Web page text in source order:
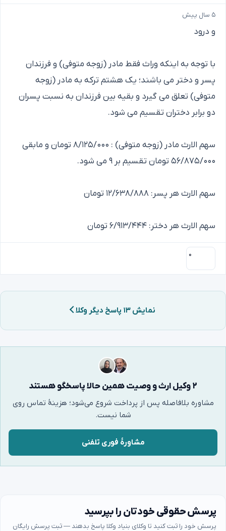
۵ سال پیش
و درود
با توجه به اینکه وراث فقط مادر (زوجه متوفی) و فرزندان
پسر و دختر می باشند؛ یک هشتم ترکه به مادر (زوجه
متوفی) تعلق می گیرد و بقیه بین فرزندان به نسبت پسران
دو برابر دختران تقسیم می شود.
سهم الارث مادر (زوجه متوفی) : ۸/۱۲۵/۰۰۰ تومان و مابقی
۵۶/۸۷۵/۰۰۰ تومان تقسیم بر ۹ می شود.
سهم الارث هر پسر: ۱۲/۶۳۸/۸۸۸ تومان
سهم الارث هر دختر: ۶/۹۱۳/۴۴۴ تومان
۰
نمایش ۱۳ پاسخ دیگر وکلا
۲ وکیل ارث و وصیت همین حالا پاسخگو هستند
مشاوره بلافاصله پس از پرداخت شروع می‌شود؛ هزینهٔ تماس روی
شما نیست.
مشاورهٔ فوری تلفنی
پرسش حقوقی خودتان را بپرسید
پرسش خود را ثبت کنید تا وکلای بنیاد وکلا پاسخ بدهند — ثبت پرسش رایگان